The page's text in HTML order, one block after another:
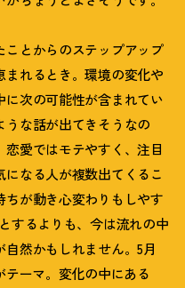
とからのステップアップ
れるとき。環境の変化や
次の可能性が含まれてい
うな話が出てきそうなの
愛ではモテやすく、注目
なる人が複数出てくるこ
ちが動き心変わりもしやす
するよりも、今は流れの中
自然かもしれません。5月
テーマ。変化の中にある